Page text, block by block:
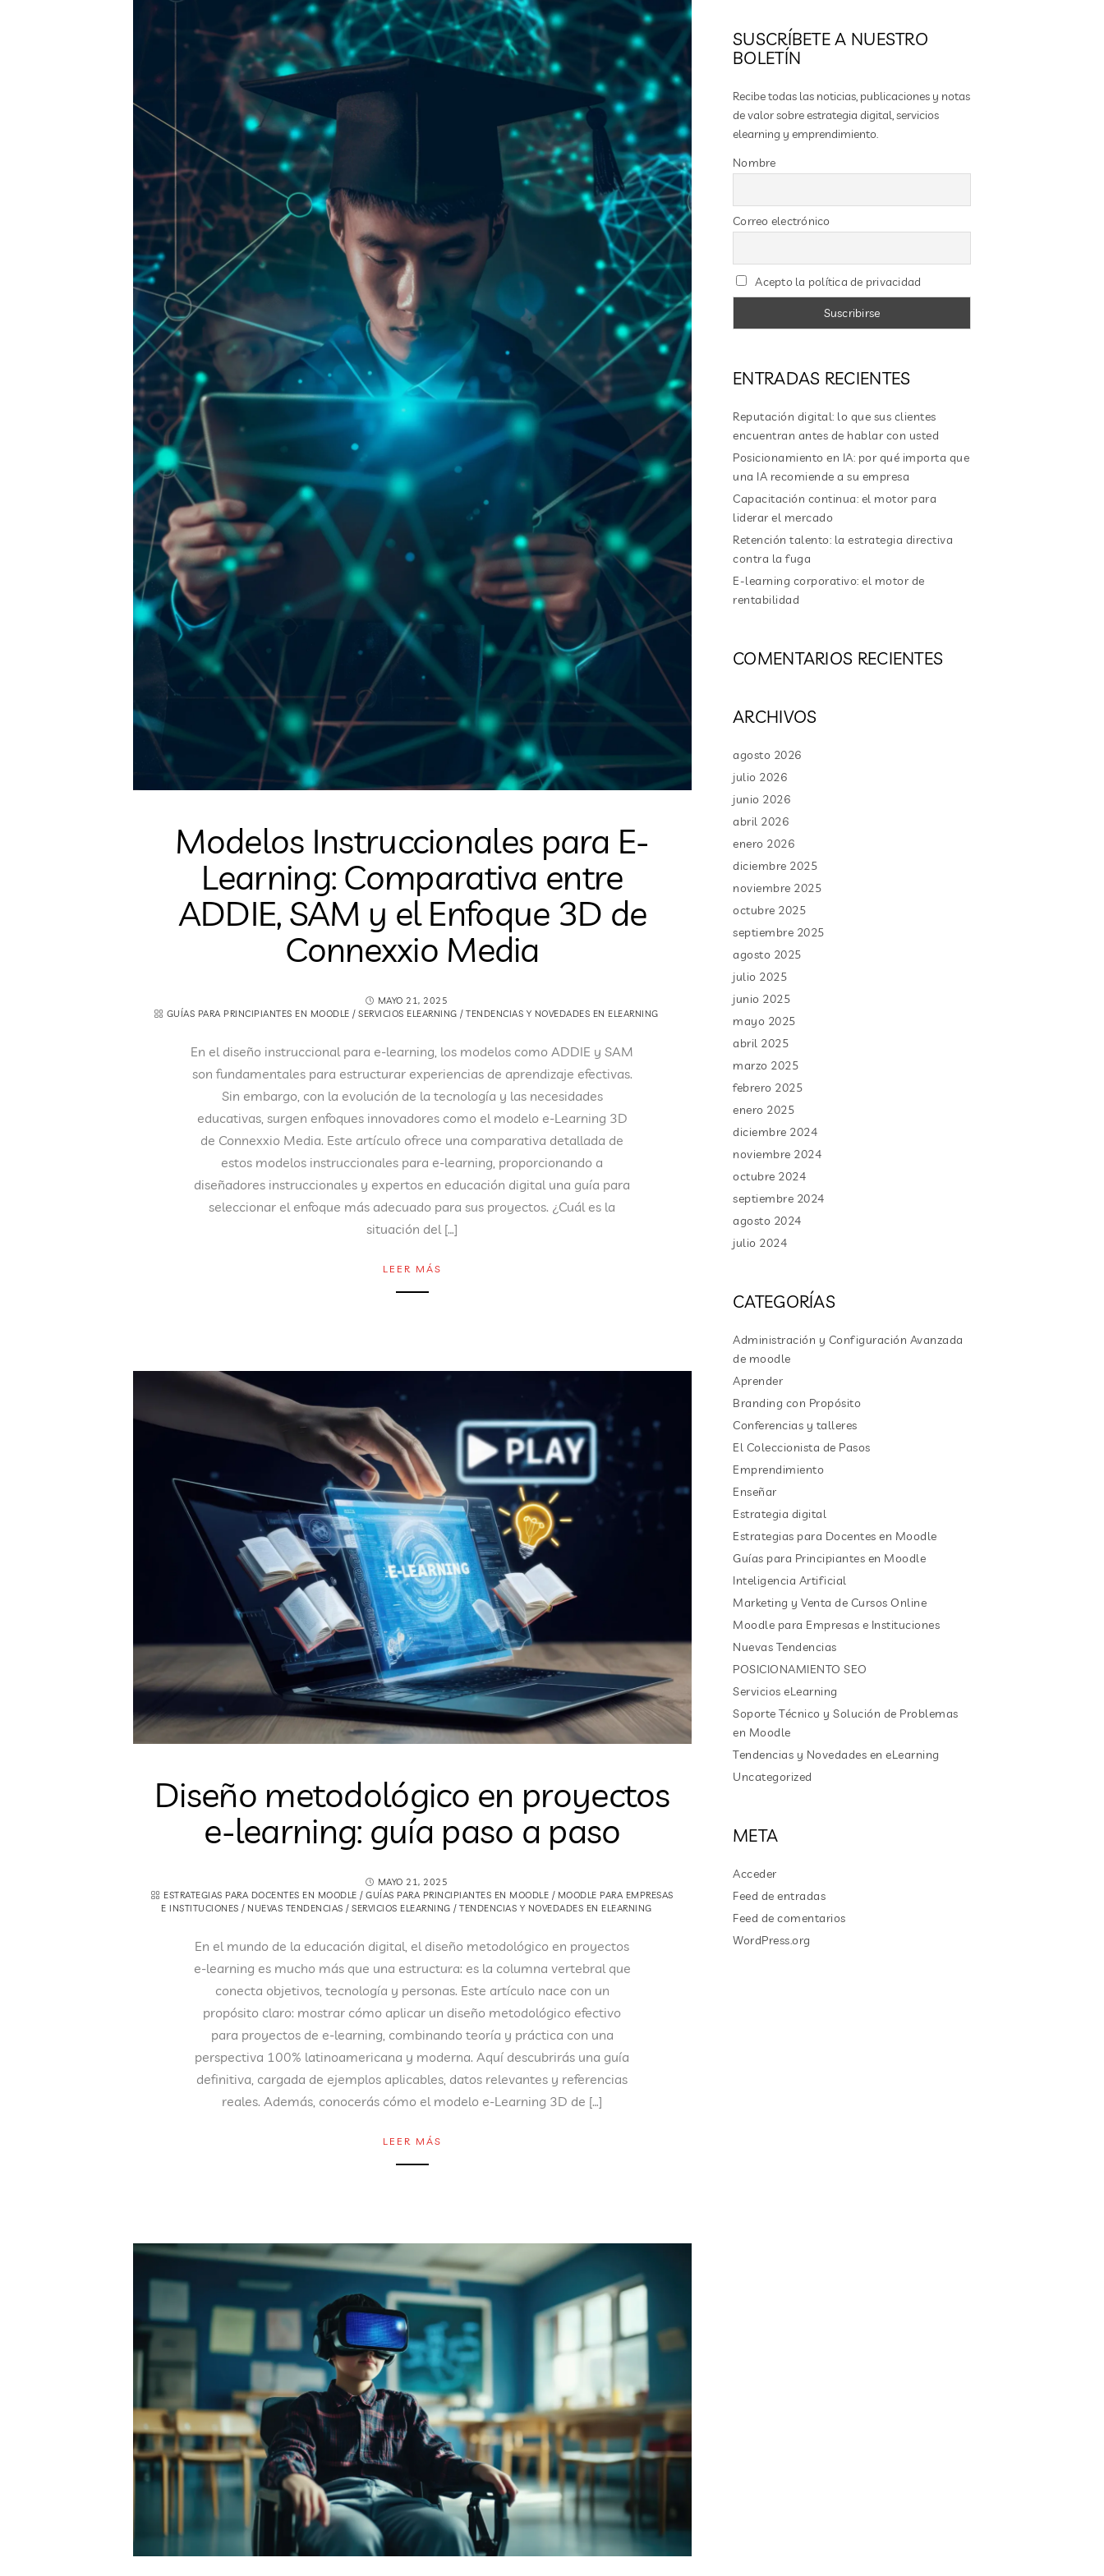
Modelos Instruccionales para E-
Learning: Comparativa entre
ADDIE, SAM y el Enfoque 3D de
Connexxio Media
MAYO 21, 2025
GUÍAS PARA PRINCIPIANTES EN MOODLE /SERVICIOS ELEARNING /TENDENCIAS Y NOVEDADES EN ELEARNING
En el diseño instruccional para e-learning, los modelos como ADDIE y SAM
son fundamentales para estructurar experiencias de aprendizaje efectivas.
Sin embargo, con la evolución de la tecnología y las necesidades
educativas, surgen enfoques innovadores como el modelo e-Learning 3D
de Connexxio Media. Este artículo ofrece una comparativa detallada de
estos modelos instruccionales para e-learning, proporcionando a
diseñadores instruccionales y expertos en educación digital una guía para
seleccionar el enfoque más adecuado para sus proyectos. ¿Cuál es la
situación del […]
LEER MÁS
Diseño metodológico en proyectos
e-learning: guía paso a paso
MAYO 21, 2025
ESTRATEGIAS PARA DOCENTES EN MOODLE /GUÍAS PARA PRINCIPIANTES EN MOODLE / MOODLE PARA EMPRESAS
E INSTITUCIONES / NUEVAS TENDENCIAS /SERVICIOS ELEARNING /TENDENCIAS Y NOVEDADES EN ELEARNING
En el mundo de la educación digital, el diseño metodológico en proyectos
e-learning es mucho más que una estructura: es la columna vertebral que
conecta objetivos, tecnología y personas. Este artículo nace con un
propósito claro: mostrar cómo aplicar un diseño metodológico efectivo
para proyectos de e-learning, combinando teoría y práctica con una
perspectiva 100% latinoamericana y moderna. Aquí descubrirás una guía
definitiva, cargada de ejemplos aplicables, datos relevantes y referencias
reales. Además, conocerás cómo el modelo e-Learning 3D de […]
LEER MÁS
SUSCRÍBETE A NUESTRO
BOLETÍN
Recibe todas las noticias, publicaciones y notas
de valor sobre estrategia digital, servicios
elearning y emprendimiento.
Nombre
Correo electrónico
Acepto la política de privacidad
ENTRADAS RECIENTES
Reputación digital: lo que sus clientes
encuentran antes de hablar con usted
Posicionamiento en IA: por qué importa que
una IA recomiende a su empresa
Capacitación continua: el motor para
liderar el mercado
Retención talento: la estrategia directiva
contra la fuga
E-learning corporativo: el motor de
rentabilidad
COMENTARIOS RECIENTES
ARCHIVOS
agosto 2026
julio 2026
junio 2026
abril 2026
enero 2026
diciembre 2025
noviembre 2025
octubre 2025
septiembre 2025
agosto 2025
julio 2025
junio 2025
mayo 2025
abril 2025
marzo 2025
febrero 2025
enero 2025
diciembre 2024
noviembre 2024
octubre 2024
septiembre 2024
agosto 2024
julio 2024
CATEGORÍAS
Administración y Configuración Avanzada
de moodle
Aprender
Branding con Propósito
Conferencias y talleres
El Coleccionista de Pasos
Emprendimiento
Enseñar
Estrategia digital
Estrategias para Docentes en Moodle
Guías para Principiantes en Moodle
Inteligencia Artificial
Marketing y Venta de Cursos Online
Moodle para Empresas e Instituciones
Nuevas Tendencias
POSICIONAMIENTO SEO
Servicios eLearning
Soporte Técnico y Solución de Problemas
en Moodle
Tendencias y Novedades en eLearning
Uncategorized
META
Acceder
Feed de entradas
Feed de comentarios
WordPress.org